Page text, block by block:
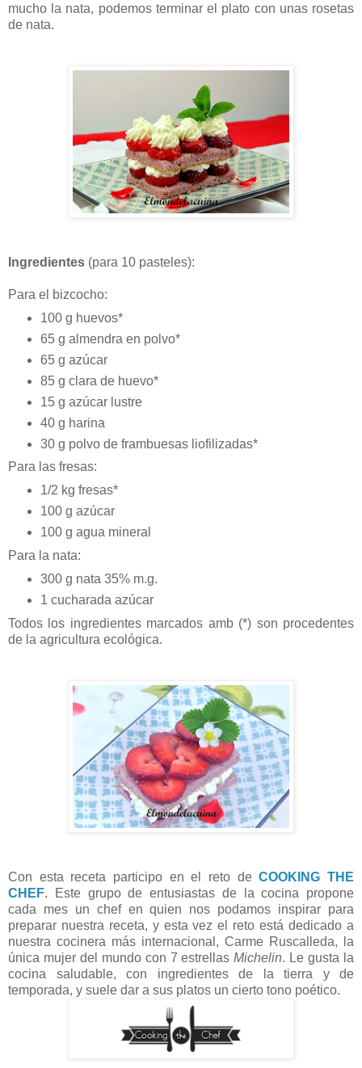
mucho la nata, podemos terminar el plato con unas rosetas
de nata.
Ingredientes (para 10 pasteles):
Para el bizcocho:
100 g huevos*
65 g almendra en polvo*
65 g azúcar
85 g clara de huevo*
15 g azúcar lustre
40 g harina
30 g polvo de frambuesas liofilizadas*
Para las fresas:
1/2 kg fresas*
100 g azúcar
100 g agua mineral
Para la nata:
300 g nata 35% m.g.
1 cucharada azúcar
Todos los ingredientes marcados amb (*) son procedentes
de la agricultura ecológica.
Con esta receta participo en el reto deCOOKING THE
CHEF. Este grupo de entusiastas de la cocina propone
cada mes un chef en quien nos podamos inspirar para
preparar nuestra receta, y esta vez el reto está dedicado a
nuestra cocinera más internacional, Carme Ruscalleda, la
única mujer del mundo con 7 estrellasMichelin. Le gusta la
cocina saludable, con ingredientes de la tierra y de
temporada, y suele dar a sus platos un cierto tono poético.